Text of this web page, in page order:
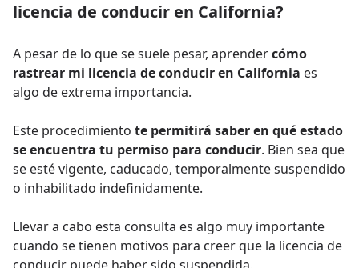
licencia de conducir en California?
A pesar de lo que se suele pesar, aprendercómo
rastrear mi licencia de conducir en California es
algo de extrema importancia.
Este procedimiento te permitirá saber en qué estado
se encuentra tu permiso para conducir. Bien sea que
se esté vigente, caducado, temporalmente suspendido
o inhabilitado indefinidamente.
Llevar a cabo esta consulta es algo muy importante
cuando se tienen motivos para creer que la licencia de